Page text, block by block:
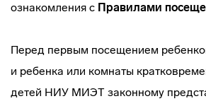
ознакомления с Правилами
Перед первым посещением
и ребенка или комнаты
детей НИУ МИЭТ законному